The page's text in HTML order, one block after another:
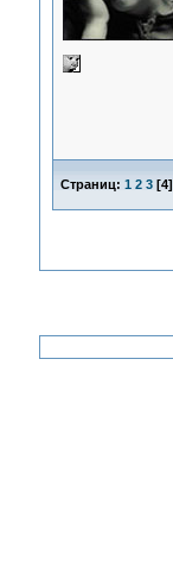
Страниц: 1 2 3[4]